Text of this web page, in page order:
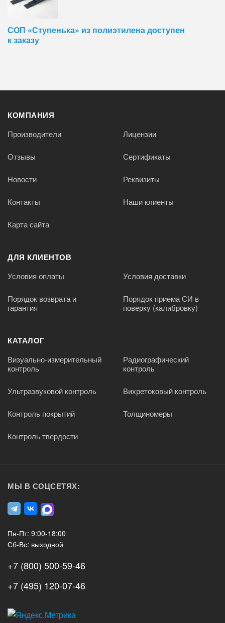
СОП «Ступенька» из полиэтилена доступен
к заказу
КОМПАНИЯ
Производители Лицензии
Отзывы Сертификаты
Новости Реквизиты
Контакты Наши клиенты
Карта сайта
ДЛЯ КЛИЕНТОВ
Условия оплаты Условия доставки
Порядок возврата и
гарантия
Порядок приема СИ в
поверку (калибровку)
КАТАЛОГ
Визуально-измерительный
контроль
Радиографический
контроль
Ультразвуковой контроль Вихретоковый контроль
Контроль покрытий Толщиномеры
Контроль твердости
МЫ В СОЦСЕТЯХ:
Пн-Пт: 9:00-18:00
Сб-Вс: выходной
+7 (800) 500-59-46
+7 (495) 120-07-46